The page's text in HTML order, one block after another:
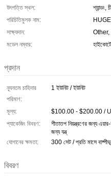
উৎপত্তি স্থল:
শ্যান্ডং,
পরিচিতিমুলক নাম:
সাক্ষ্যদান:
Other,
মডেল নম্বার:
প্রদান
ন্যূনতম চাহিদার
পরিমাণ:
1 ইউনিট / ইউনিট
মূল্য:
$100.00 - $200.00 /
প্যাকেজিং বিবরণ:
শীতাতপ নিয়ন্ত্রণের জন্য
জন্য যন্ত্
যোগানের ক্ষমতা:
300 সেট / প্রতি মাসে
বিবরণ